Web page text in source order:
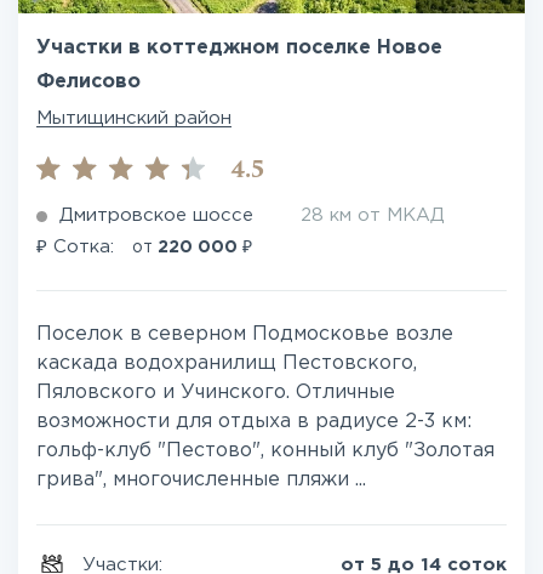
Участки в коттеджном поселке Новое
Фелисово
Мытищинский район
4.5
Дмитровское шоссе 28 км от МКАД
₽ Сотка: от 220 000 ₽
Поселок в северном Подмосковье возле
каскада водохранилищ Пестовского,
Пяловского и Учинского. Отличные
возможности для отдыха в радиусе 2-3 км:
гольф-клуб "Пестово", конный клуб "Золотая
грива", многочисленные пляжи ...
Участки: от 5 до 14 соток